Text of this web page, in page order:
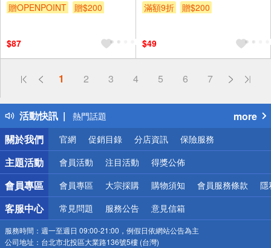
贈OPENPOINT
贈$200
$87
滿額9折
贈$200
$49
1 2 3 4 5 6 7
活動快訊
偏遠地區配送
得獎公告
熱門話題
銀行優惠
偏遠地區配送
詐騙網頁！請小心！
more
關於我們
官網 促銷目錄 分店資訊 保險服務
主題活動 會員活動 注目活動 得獎公佈
會員專區 會員專區 大宗採購 購物須知 會員服務條款 隱
客服中心 常見問題 服務公告 意見信箱
服務時間： 週一至週日 09:00-21:00，例假日依網站公告為主
公司地址： 台北市北投區大業路136號5樓 (台灣)